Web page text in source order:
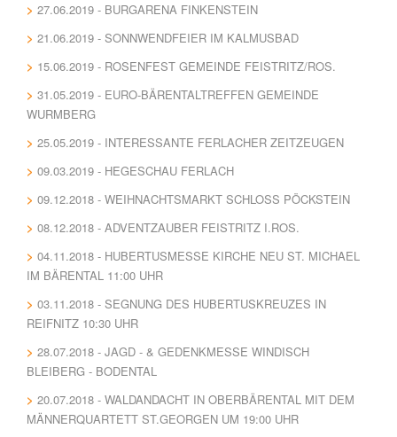
27.06.2019 - BURGARENA FINKENSTEIN
21.06.2019 - SONNWENDFEIER IM KALMUSBAD
15.06.2019 - ROSENFEST GEMEINDE FEISTRITZ/ROS.
31.05.2019 - EURO-BÄRENTALTREFFEN GEMEINDE
WURMBERG
25.05.2019 - INTERESSANTE FERLACHER ZEITZEUGEN
09.03.2019 - HEGESCHAU FERLACH
09.12.2018 - WEIHNACHTSMARKT SCHLOSS PÖCKSTEIN
08.12.2018 - ADVENTZAUBER FEISTRITZ I.ROS.
04.11.2018 - HUBERTUSMESSE KIRCHE NEU ST. MICHAEL
IM BÄRENTAL 11:00 UHR
03.11.2018 - SEGNUNG DES HUBERTUSKREUZES IN
REIFNITZ 10:30 UHR
28.07.2018 - JAGD - & GEDENKMESSE WINDISCH
BLEIBERG - BODENTAL
20.07.2018 - WALDANDACHT IN OBERBÄRENTAL MIT DEM
MÄNNERQUARTETT ST.GEORGEN UM 19:00 UHR